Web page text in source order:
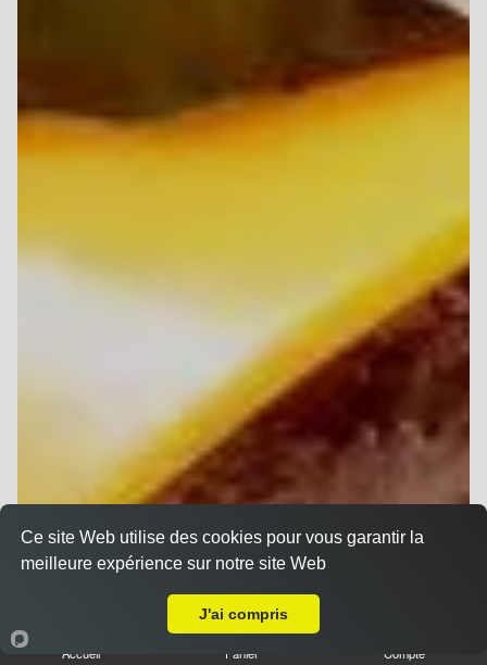
Accueil Panier Compte
Ce site Web utilise des cookies pour vous garantir la
meilleure expérience sur notre site Web
J'ai compris